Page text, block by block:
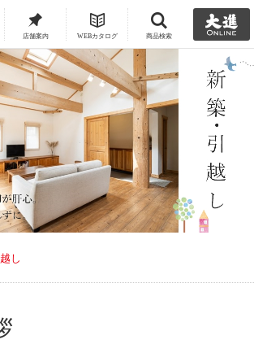
店舗案内 WEBカタログ 商品検索
し